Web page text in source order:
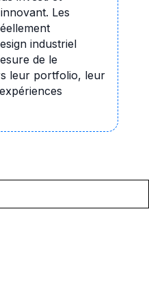
Les
industriel
de le
leur portfolio, leur